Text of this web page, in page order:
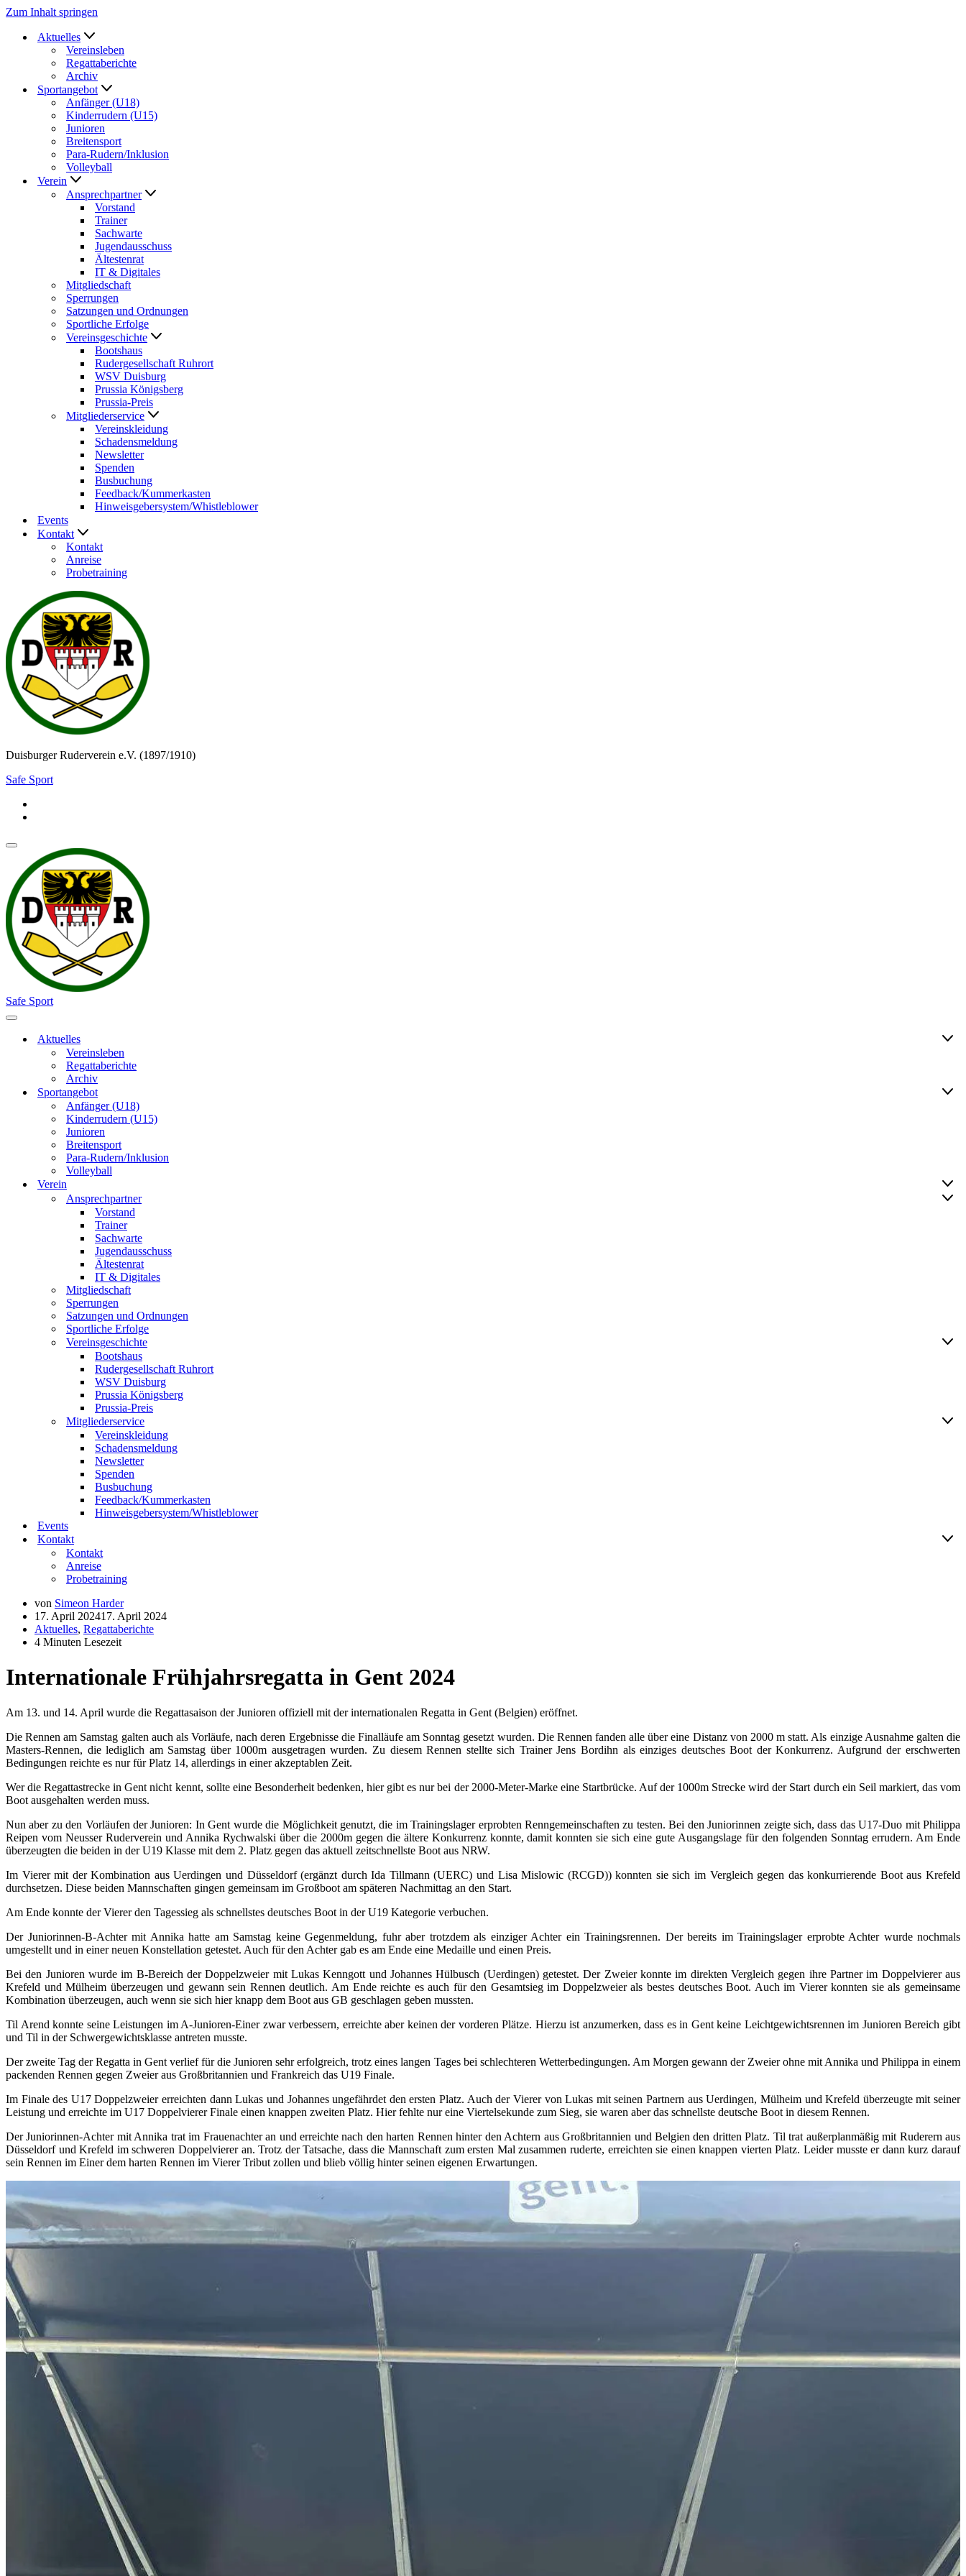
Zum Inhalt springen
Aktuelles
Vereinsleben
Regattaberichte
Archiv
Sportangebot
Anfänger (U18)
Kinderrudern (U15)
Junioren
Breitensport
Para-Rudern/Inklusion
Volleyball
Verein
Ansprechpartner
Vorstand
Trainer
Sachwarte
Jugendausschuss
Ältestenrat
IT & Digitales
Mitgliedschaft
Sperrungen
Satzungen und Ordnungen
Sportliche Erfolge
Vereinsgeschichte
Bootshaus
Rudergesellschaft Ruhrort
WSV Duisburg
Prussia Königsberg
Prussia-Preis
Mitgliederservice
Vereinskleidung
Schadensmeldung
Newsletter
Spenden
Busbuchung
Feedback/Kummerkasten
Hinweisgebersystem/Whistleblower
Events
Kontakt
Kontakt
Anreise
Probetraining
Duisburger Ruderverein e.V. (1897/1910)
Safe Sport
Navigationsmenü
Safe Sport
Navigationsmenü
Aktuelles
Vereinsleben
Regattaberichte
Archiv
Sportangebot
Anfänger (U18)
Kinderrudern (U15)
Junioren
Breitensport
Para-Rudern/Inklusion
Volleyball
Verein
Ansprechpartner
Vorstand
Trainer
Sachwarte
Jugendausschuss
Ältestenrat
IT & Digitales
Mitgliedschaft
Sperrungen
Satzungen und Ordnungen
Sportliche Erfolge
Vereinsgeschichte
Bootshaus
Rudergesellschaft Ruhrort
WSV Duisburg
Prussia Königsberg
Prussia-Preis
Mitgliederservice
Vereinskleidung
Schadensmeldung
Newsletter
Spenden
Busbuchung
Feedback/Kummerkasten
Hinweisgebersystem/Whistleblower
Events
Kontakt
Kontakt
Anreise
Probetraining
von Simeon Harder
17. April 202417. April 2024
Aktuelles, Regattaberichte
4 Minuten Lesezeit
Internationale Frühjahrsregatta in Gent 2024
Am 13. und 14. April wurde die Regattasaison der Junioren offiziell mit der internationalen Regatta in Gent (Belgien) eröffnet.
Die Rennen am Samstag galten auch als Vorläufe, nach deren Ergebnisse die Finalläufe am Sonntag gesetzt wurden. Die Rennen fanden alle über eine Distanz von 2000 m statt. Als einzige Ausnahme galten die
Masters-Rennen, die lediglich am Samstag über 1000m ausgetragen wurden. Zu diesem Rennen stellte sich Trainer Jens Bordihn als einziges deutsches Boot der Konkurrenz. Aufgrund der erschwerten
Bedingungen reichte es nur für Platz 14, allerdings in einer akzeptablen Zeit.
Wer die Regattastrecke in Gent nicht kennt, sollte eine Besonderheit bedenken, hier gibt es nur bei der 2000-Meter-Marke eine Startbrücke. Auf der 1000m Strecke wird der Start durch ein Seil markiert, das vom
Boot ausgehalten werden muss.
Nun aber zu den Vorläufen der Junioren: In Gent wurde die Möglichkeit genutzt, die im Trainingslager erprobten Renngemeinschaften zu testen. Bei den Juniorinnen zeigte sich, dass das U17-Duo mit Philippa
Reipen vom Neusser Ruderverein und Annika Rychwalski über die 2000m gegen die ältere Konkurrenz konnte, damit konnten sie sich eine gute Ausgangslage für den folgenden Sonntag errudern. Am Ende
überzeugten die beiden in der U19 Klasse mit dem 2. Platz gegen das aktuell zeitschnellste Boot aus NRW.
Im Vierer mit der Kombination aus Uerdingen und Düsseldorf (ergänzt durch Ida Tillmann (UERC) und Lisa Mislowic (RCGD)) konnten sie sich im Vergleich gegen das konkurrierende Boot aus Krefeld
durchsetzen. Diese beiden Mannschaften gingen gemeinsam im Großboot am späteren Nachmittag an den Start.
Am Ende konnte der Vierer den Tagessieg als schnellstes deutsches Boot in der U19 Kategorie verbuchen.
Der Juniorinnen-B-Achter mit Annika hatte am Samstag keine Gegenmeldung, fuhr aber trotzdem als einziger Achter ein Trainingsrennen. Der bereits im Trainingslager erprobte Achter wurde nochmals
umgestellt und in einer neuen Konstellation getestet. Auch für den Achter gab es am Ende eine Medaille und einen Preis.
Bei den Junioren wurde im B-Bereich der Doppelzweier mit Lukas Kenngott und Johannes Hülbusch (Uerdingen) getestet. Der Zweier konnte im direkten Vergleich gegen ihre Partner im Doppelvierer aus
Krefeld und Mülheim überzeugen und gewann sein Rennen deutlich. Am Ende reichte es auch für den Gesamtsieg im Doppelzweier als bestes deutsches Boot. Auch im Vierer konnten sie als gemeinsame
Kombination überzeugen, auch wenn sie sich hier knapp dem Boot aus GB geschlagen geben mussten.
Til Arend konnte seine Leistungen im A-Junioren-Einer zwar verbessern, erreichte aber keinen der vorderen Plätze. Hierzu ist anzumerken, dass es in Gent keine Leichtgewichtsrennen im Junioren Bereich gibt
und Til in der Schwergewichtsklasse antreten musste.
Der zweite Tag der Regatta in Gent verlief für die Junioren sehr erfolgreich, trotz eines langen Tages bei schlechteren Wetterbedingungen. Am Morgen gewann der Zweier ohne mit Annika und Philippa in einem
packenden Rennen gegen Zweier aus Großbritannien und Frankreich das U19 Finale.
Im Finale des U17 Doppelzweier erreichten dann Lukas und Johannes ungefährdet den ersten Platz. Auch der Vierer von Lukas mit seinen Partnern aus Uerdingen, Mülheim und Krefeld überzeugte mit seiner
Leistung und erreichte im U17 Doppelvierer Finale einen knappen zweiten Platz. Hier fehlte nur eine Viertelsekunde zum Sieg, sie waren aber das schnellste deutsche Boot in diesem Rennen.
Der Juniorinnen-Achter mit Annika trat im Frauenachter an und erreichte nach den harten Rennen hinter den Achtern aus Großbritannien und Belgien den dritten Platz. Til trat außerplanmäßig mit Ruderern aus
Düsseldorf und Krefeld im schweren Doppelvierer an. Trotz der Tatsache, dass die Mannschaft zum ersten Mal zusammen ruderte, erreichten sie einen knappen vierten Platz. Leider musste er dann kurz darauf
sein Rennen im Einer dem harten Rennen im Vierer Tribut zollen und blieb völlig hinter seinen eigenen Erwartungen.